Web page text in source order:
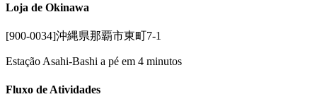
Loja de Okinawa
[900-0034]沖縄県那覇市東町7-1
Estação Asahi-Bashi a pé em 4 minutos
Fluxo de Atividades